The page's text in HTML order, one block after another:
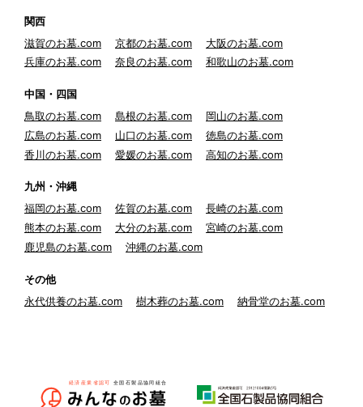
関西
滋賀のお墓.com
京都のお墓.com
大阪のお墓.com
兵庫のお墓.com
奈良のお墓.com 和歌山のお墓.com
中国・四国
鳥取のお墓.com
島根のお墓.com
岡山のお墓.com
広島のお墓.com
山口のお墓.com
徳島のお墓.com
香川のお墓.com
愛媛のお墓.com 高知のお墓.com
九州・沖縄
福岡のお墓.com
佐賀のお墓.com
長崎のお墓.com
熊本のお墓.com
大分のお墓.com
宮崎のお墓.com
鹿児島のお墓.com
沖縄のお墓.com
その他
永代供養のお墓.com
樹木葬のお墓.com 納骨堂のお墓.com